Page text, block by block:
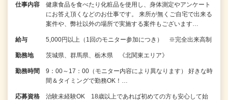
仕事内容
健康食品を食べたり化粧品を使用し、身体測定やアンケート
にお答え頂くなどのお仕事です。 来所が無くご自宅で出来る
案件や、弊社以外の場所で実施する案件もございます…
給与 5,000円以上（1回のモニター参加につき） ※完全出来高制
勤務地 茨城県、群馬県、栃木県 《北関東エリア》
勤務時間
9：00～17：00（モニター内容により異なります） 好きな時
間＆タイミングで勤務OK！…
応募資格
治験未経験OK 18歳以上であれば初めての方も安心して始